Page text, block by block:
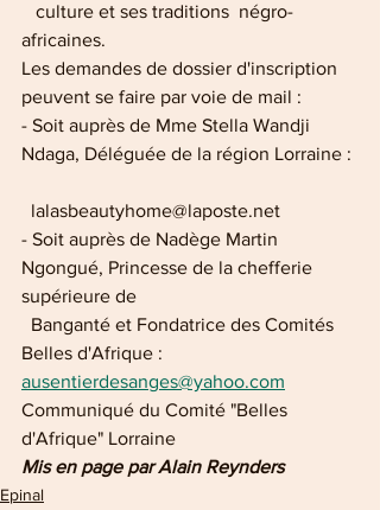
africaines.
Les demandes de dossier d'inscription
peuvent se faire par voie de mail :
- Soit auprès de Mme Stella Wandji
Ndaga, Déléguée de la région Lorraine :
  lalasbeautyhome@laposte.net
- Soit auprès de Nadège Martin
Ngongué, Princesse de la chefferie
supérieure de
Belles d'Afrique :
ausentierdesanges@yahoo.com
Communiqué du Comité "Belles
d'Afrique" Lorraine
Mis en page par Alain Reynders
Epinal